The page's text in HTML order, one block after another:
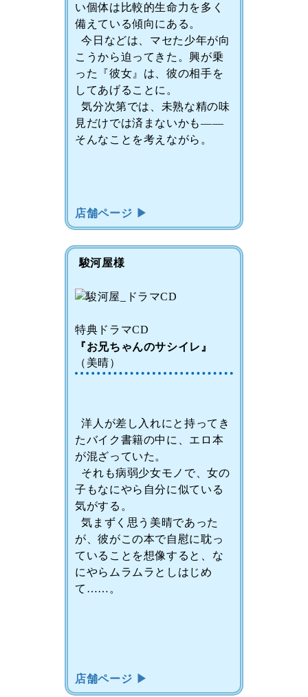
い個体は比較的生命力を多く
備えている傾向にある。
今日などは、マセた少年が向
こうから迫ってきた。興が乗
った『彼女』は、彼の相手を
してあげることに。
気分次第では、未熟な精の味
見だけでは済まないかも――
そんなことを考えながら。
店舗ページ ▶
駿河屋様
特典ドラマCD
『お兄ちゃんのサシイレ』
（美晴）
洋人が差し入れにと持ってき
たバイク書籍の中に、エロ本
が混ざっていた。
それも病弱少女モノで、女の
子もなにやら自分に似ている
気がする。
気まずく思う美晴であった
が、彼がこの本で自慰に耽っ
ていることを想像すると、な
にやらムラムラとしはじめ
て……。
店舗ページ ▶